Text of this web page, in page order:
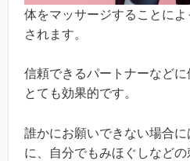
体をマッサージすることに
されます。
信頼できるパートナーなどに
とても効果的です。
誰かにお願いできない場合
に、自分でもみほぐしなど